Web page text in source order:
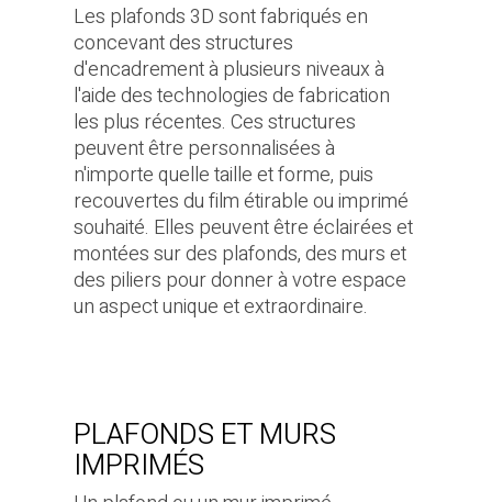
Les plafonds 3D sont fabriqués en
concevant des structures
d'encadrement à plusieurs niveaux à
l'aide des technologies de fabrication
les plus récentes. Ces structures
peuvent être personnalisées à
n'importe quelle taille et forme, puis
recouvertes du film étirable ou imprimé
souhaité. Elles peuvent être éclairées et
montées sur des plafonds, des murs et
des piliers pour donner à votre espace
un aspect unique et extraordinaire.
PLAFONDS ET MURS
IMPRIMÉS